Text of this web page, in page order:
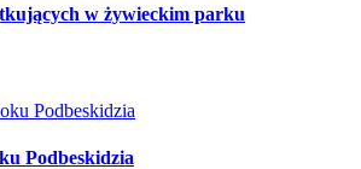
w żywieckim parku
Podbeskidzia